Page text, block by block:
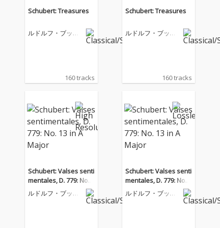
Schubert: Treasures
ルドルフ・ブッフ
160 tracks
Schubert: Treasures
ルドルフ・ブッフ
160 tracks
Schubert: Valses senti
mentales, D. 779: No. 1
3 in A Major
ルドルフ・ブッフ
Schubert: Valses senti
mentales, D. 779: No. 1
3 in A Major
ルドルフ・ブッフ